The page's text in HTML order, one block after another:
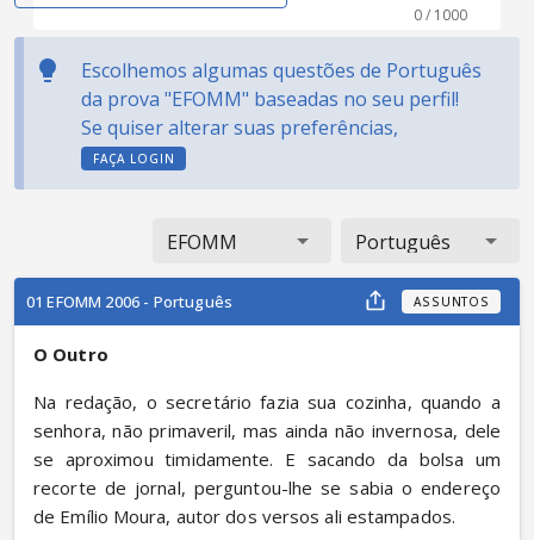
0 / 1000
Escolhemos algumas questões de Português
da prova "EFOMM" baseadas no seu perfil!
Se quiser alterar suas preferências,
FAÇA LOGIN
EFOMM Português
01 EFOMM 2006 - Português ASSUNTOS
O Outro
Na redação, o secretário fazia sua cozinha, quando a
senhora, não primaveril, mas ainda não invernosa, dele
se aproximou timidamente. E sacando da bolsa um
recorte de jornal, perguntou-lhe se sabia o endereço
de Emílio Moura, autor dos versos ali estampados.